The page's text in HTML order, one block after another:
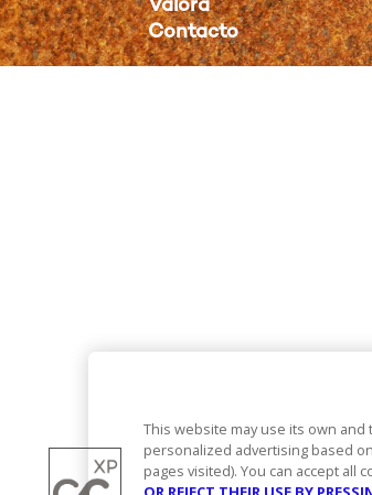
Valora
Contacto
This website may use its own
personalized advertising based
pages visited). You can accept